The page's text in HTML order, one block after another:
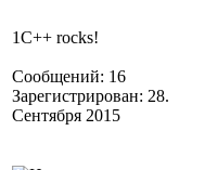
1C++ rocks!
Сообщений: 16
Зарегистрирован: 28.
Сентября 2015